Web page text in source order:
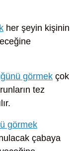
her şeyin kişinin
görmek çok
tez
görmek
çabaya